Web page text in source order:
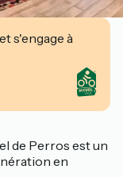
s'engage à
de Perros est un
en